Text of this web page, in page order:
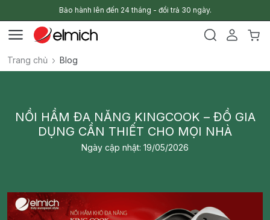
Bảo hành lên đến 24 tháng - đổi trả 30 ngày.
Trang chủ Blog
NỒI HẦM ĐA NĂNG KINGCOOK – ĐỒ GIA
DỤNG CẦN THIẾT CHO MỌI NHÀ
Ngày cập nhật: 19/05/2026